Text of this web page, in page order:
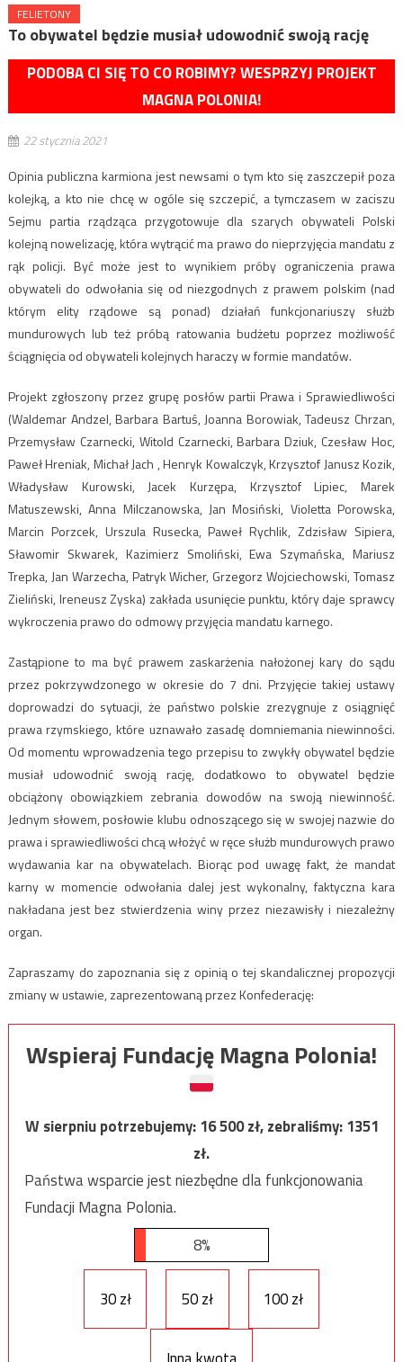
FELIETONY
To obywatel będzie musiał udowodnić swoją rację
PODOBA CI SIĘ TO CO ROBIMY? WESPRZYJ PROJEKT
MAGNA POLONIA!
22 stycznia 2021
Opinia publiczna karmiona jest newsami o tym kto się zaszczepił poza
kolejką, a kto nie chcę w ogóle się szczepić, a tymczasem w zaciszu
Sejmu partia rządząca przygotowuje dla szarych obywateli Polski
kolejną nowelizację, która wytrącić ma prawo do nieprzyjęcia mandatu z
rąk policji. Być może jest to wynikiem próby ograniczenia prawa
obywateli do odwołania się od niezgodnych z prawem polskim (nad
którym elity rządowe są ponad) działań funkcjonariuszy służb
mundurowych lub też próbą ratowania budżetu poprzez możliwość
ściągnięcia od obywateli kolejnych haraczy w formie mandatów.
Projekt zgłoszony przez grupę posłów partii Prawa i Sprawiedliwości
(Waldemar Andzel, Barbara Bartuś, Joanna Borowiak, Tadeusz Chrzan,
Przemysław Czarnecki, Witold Czarnecki, Barbara Dziuk, Czesław Hoc,
Paweł Hreniak, Michał Jach , Henryk Kowalczyk, Krzysztof Janusz Kozik,
Władysław Kurowski, Jacek Kurzępa, Krzysztof Lipiec, Marek
Matuszewski, Anna Milczanowska, Jan Mosiński, Violetta Porowska,
Marcin Porzcek, Urszula Rusecka, Paweł Rychlik, Zdzisław Sipiera,
Sławomir Skwarek, Kazimierz Smoliński, Ewa Szymańska, Mariusz
Trepka, Jan Warzecha, Patryk Wicher, Grzegorz Wojciechowski, Tomasz
Zieliński, Ireneusz Zyska) zakłada usunięcie punktu, który daje sprawcy
wykroczenia prawo do odmowy przyjęcia mandatu karnego.
Zastąpione to ma być prawem zaskarżenia nałożonej kary do sądu
przez pokrzywdzonego w okresie do 7 dni. Przyjęcie takiej ustawy
doprowadzi do sytuacji, że państwo polskie zrezygnuje z osiągnięć
prawa rzymskiego, które uznawało zasadę domniemania niewinności.
Od momentu wprowadzenia tego przepisu to zwykły obywatel będzie
musiał udowodnić swoją rację, dodatkowo to obywatel będzie
obciążony obowiązkiem zebrania dowodów na swoją niewinność.
Jednym słowem, posłowie klubu odnoszącego się w swojej nazwie do
prawa i sprawiedliwości chcą włożyć w ręce służb mundurowych prawo
wydawania kar na obywatelach. Biorąc pod uwagę fakt, że mandat
karny w momencie odwołania dalej jest wykonalny, faktyczna kara
nakładana jest bez stwierdzenia winy przez niezawisły i niezależny
organ.
Zapraszamy do zapoznania się z opinią o tej skandalicznej propozycji
zmiany w ustawie, zaprezentowaną przez Konfederację:
Wspieraj Fundację Magna Polonia!
W sierpniu potrzebujemy:16 500zł, zebraliśmy:1351
zł.
Państwa wsparcie jest niezbędne dla funkcjonowania
Fundacji Magna Polonia.
8%
30 zł 50 zł 100 zł